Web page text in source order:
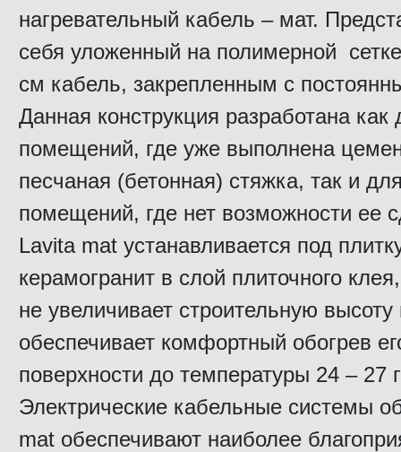
нагревательный кабель – мат.
себя уложенный на полимерной
см кабель, закрепленным с
Данная конструкция разработана как
помещений, где уже выполнена
песчаная (бетонная) стяжка, так и
помещений, где нет возможности ее
Lavita mat устанавливается под
керамогранит в слой плиточного
не увеличивает строительную высоту
обеспечивает комфортный обогрев
поверхности до температуры 24 – 27
Электрические кабельные системы
mat обеспечивают наиболее